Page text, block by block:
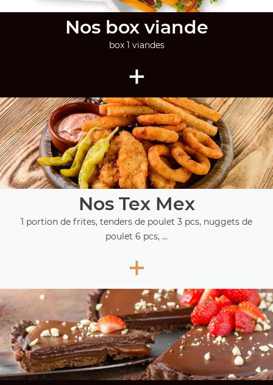
Nos box viande
box 1 viandes
+
Nos Tex Mex
1 portion de frites, tenders de poulet 3 pcs, nuggets de
poulet 6 pcs, ...
+